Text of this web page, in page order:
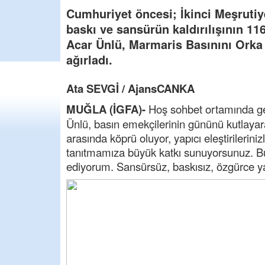
Cumhuriyet öncesi; İkinci
baskı ve sansürün kaldırılışının
Acar Ünlü, Marmaris Basınını
ağırladı.
Ata SEVGİ /AjansCANKA
MUĞLA (İGFA)- Hoş sohbet ortamında
Ünlü, basın emekçilerinin gününü
arasında köprü oluyor, yapıcı
tanıtmamıza büyük katkı sunuyorsunuz.
ediyorum. Sansürsüz, baskısız, özgürce